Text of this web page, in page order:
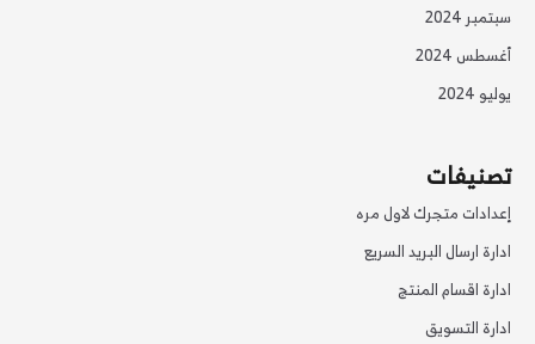
سبتمبر 2024
أغسطس 2024
يوليو 2024
تصنيفات
إعدادات متجرك لاول مره
ادارة ارسال البريد السريع
ادارة اقسام المنتج
ادارة التسويق